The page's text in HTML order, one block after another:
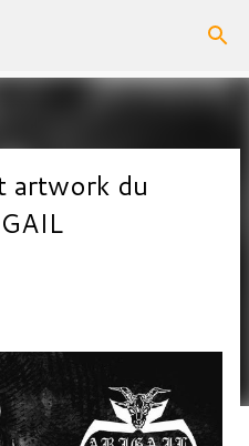
principal
artwork du